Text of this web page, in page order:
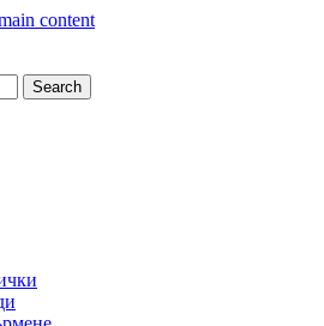
content
Search